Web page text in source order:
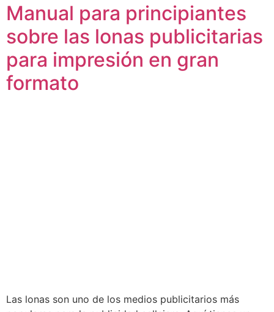
Manual para principiantes
sobre las lonas publicitarias
para impresión en gran
formato
Las lonas son uno de los medios publicitarios más